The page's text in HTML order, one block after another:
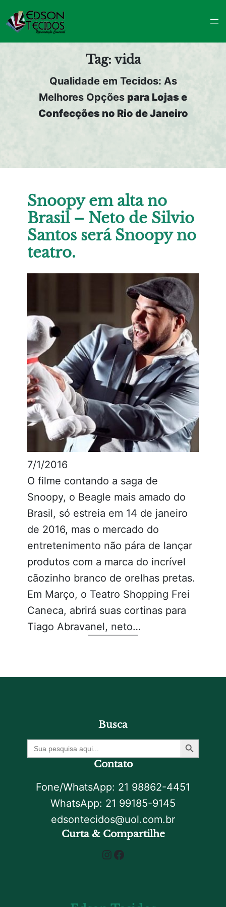
Pular
para
o
Tag: vida
Qualidade em Tecidos: As
Melhores Opções para Lojas e
Confecções no Rio de Janeiro
Snoopy em alta no
Brasil – Neto de Silvio
Santos será Snoopy no
teatro.
7/1/2016
O filme contando a saga de
Snoopy, o Beagle mais amado do
Brasil, só estreia em 14 de janeiro
de 2016, mas o mercado do
entretenimento não pára de lançar
produtos com a marca do incrível
cãozinho branco de orelhas pretas.
Em Março, o Teatro Shopping Frei
Caneca, abrirá suas cortinas para
Tiago Abravanel, neto…
Busca
Procurar
por:
Botão De Pesquisa
Contato
Fone/WhatsApp: 21 98862-4451
WhatsApp: 21 99185-9145
edsontecidos@uol.com.br
Curta & Compartilhe
Instagram Facebook